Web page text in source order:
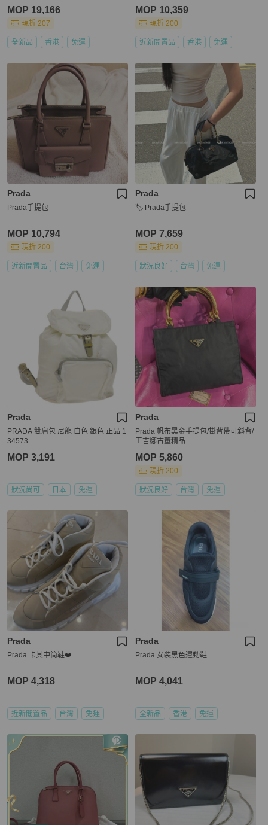
MOP 19,166
現折 207
全新品 香港 免運
MOP 10,359
現折 200
近新閒置品 香港 免運
Prada
Prada手提包
MOP 10,794
現折 200
近新閒置品 台灣 免運
Prada
🏷️ Prada手提包
MOP 7,659
現折 200
狀況良好 台灣 免運
Prada
PRADA 雙肩包 尼龍 白色 銀色 正品 1
34573
MOP 3,191
狀況尚可 日本 免運
Prada
Prada 帆布黑金手提包/掛背帶可斜背/
王吉娜古董精品
MOP 5,860
現折 200
狀況良好 台灣 免運
Prada
Prada 卡其中筒鞋❤️
MOP 4,318
近新閒置品 台灣 免運
Prada
Prada 女裝黑色運動鞋
MOP 4,041
全新品 香港 免運